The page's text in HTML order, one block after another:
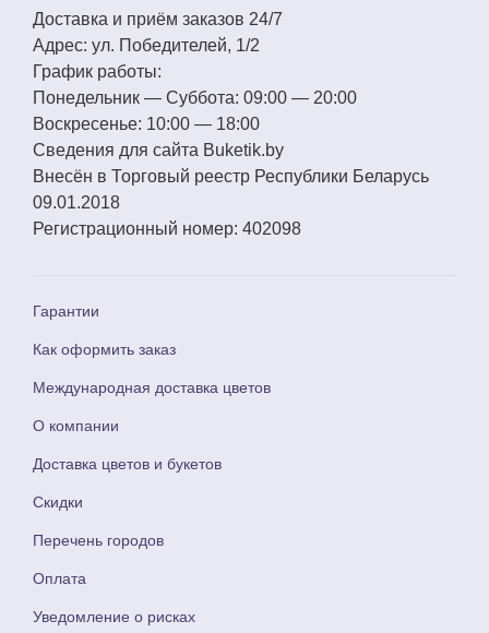
Доставка и приём заказов 24/7
Адрес: ул. Победителей, 1/2
График работы:
Понедельник — Суббота: 09:00 — 20:00
Воскресенье: 10:00 — 18:00
Сведения для сайта Buketik.by
Внесён в Торговый реестр Республики Беларусь
09.01.2018
Регистрационный номер: 402098
Гарантии
Как оформить заказ
Международная доставка цветов
О компании
Доставка цветов и букетов
Скидки
Перечень городов
Оплата
Уведомление о рисках